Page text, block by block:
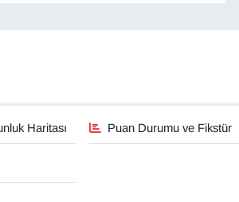
Haritası Puan Durumu ve Fikstür